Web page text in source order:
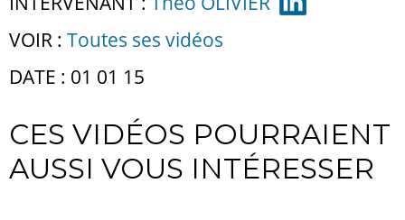
VOIR : Toutes ses vidéos
DATE : 01 01 15
CES VIDÉOS POURRAIENT
AUSSI VOUS INTÉRESSER